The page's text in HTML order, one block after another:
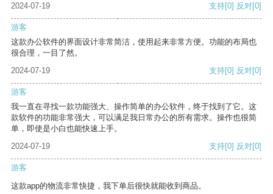
2024-07-19 支持[0] 反对[0]
游客
这款办公软件的界面设计非常简洁，使用起来非常方便。功能的布局也
很合理，一目了然。
2024-07-19
支持[0] 反对[0]
游客
我一直在寻找一款功能强大、操作简单的办公软件，终于找到了它。这
款软件的功能非常强大，可以满足我日常办公的所有需求。操作也很简
单，即使是小白也能快速上手。
2024-07-19
支持[0] 反对[0]
游客
这款app的物流非常快捷，我下单后很快就能收到商品。